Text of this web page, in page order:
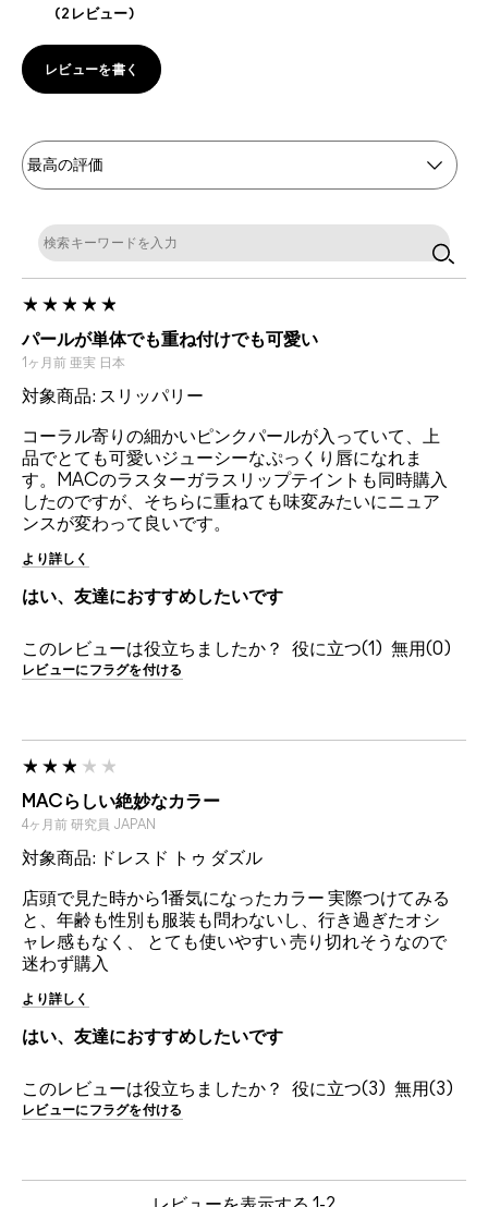
2レビュー
レビューを書く
パールが単体でも重ね付けでも可愛い
1ヶ月前 亜実 日本
対象商品: スリッパリー
コーラル寄りの細かいピンクパールが入っていて、上
品でとても可愛いジューシーなぷっくり唇になれま
す。MACのラスターガラスリップテイントも同時購入
したのですが、そちらに重ねても味変みたいにニュア
ンスが変わって良いです。
より詳しく
はい、友達におすすめしたいです
このレビューは役立ちましたか？ 1 0
レビューにフラグを付ける
MACらしい絶妙なカラー
4ヶ月前 研究員 JAPAN
対象商品: ドレスド トゥ ダズル
店頭で見た時から1番気になったカラー 実際つけてみる
と、年齢も性別も服装も問わないし、行き過ぎたオシ
ャレ感もなく、 とても使いやすい 売り切れそうなので
迷わず購入
より詳しく
はい、友達におすすめしたいです
このレビューは役立ちましたか？ 3 3
レビューにフラグを付ける